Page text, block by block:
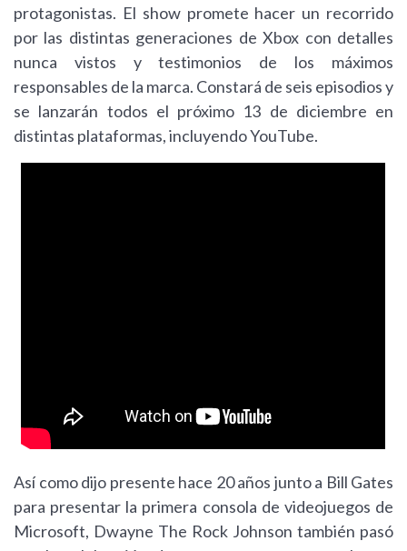
protagonistas. El show promete hacer un recorrido
por las distintas generaciones de Xbox con detalles
nunca vistos y testimonios de los máximos
responsables de la marca. Constará de seis episodios y
se lanzarán todos el próximo 13 de diciembre en
distintas plataformas, incluyendo YouTube.
Así como dijo presente hace 20 años junto a Bill Gates
para presentar la primera consola de videojuegos de
Microsoft, Dwayne The Rock Johnson también pasó